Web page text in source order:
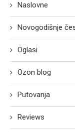
Naslovne
Novogodišnje
Oglasi
Ozon blog
Putovanja
Reviews